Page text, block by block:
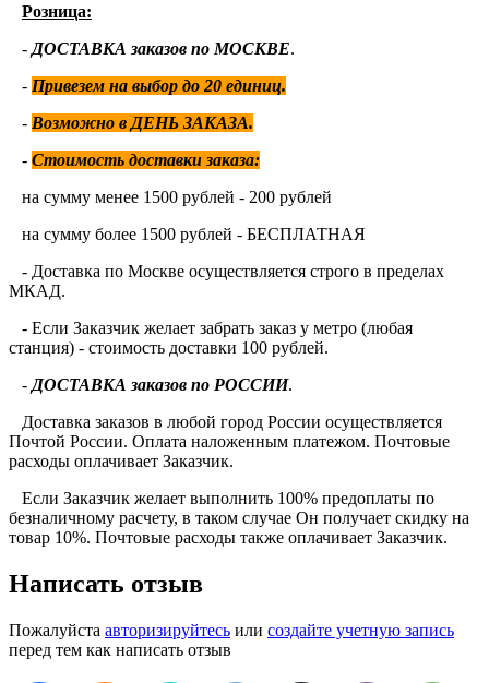
Розница:
- ДОСТАВКА заказов по МОСКВЕ.
- Привезем на выбор до 20 единиц.
- Возможно в ДЕНЬ ЗАКАЗА.
- Стоимость доставки заказа:
на сумму менее 1500 рублей - 200 рублей
на сумму более 1500 рублей - БЕСПЛАТНАЯ
- Доставка по Москве осуществляется строго в пределах
МКАД.
- Если Заказчик желает забрать заказ у метро (любая
станция) - стоимость доставки 100 рублей.
- ДОСТАВКА заказов по РОССИИ.
Доставка заказов в любой город России осуществляется
Почтой России. Оплата наложенным платежом. Почтовые
расходы оплачивает Заказчик.
Если Заказчик желает выполнить 100% предоплаты по
безналичному расчету, в таком случае Он получает скидку на
товар 10%. Почтовые расходы также оплачивает Заказчик.
Написать отзыв
Пожалуйста авторизируйтесь или создайте учетную запись
перед тем как написать отзыв